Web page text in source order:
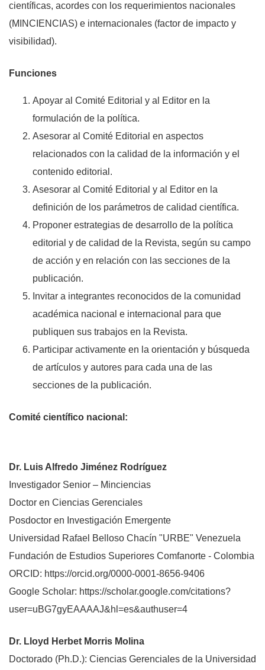
científicas, acordes con los requerimientos nacionales
(MINCIENCIAS) e internacionales (factor de impacto y
visibilidad).
Funciones
Apoyar al Comité Editorial y al Editor en la
formulación de la política.
Asesorar al Comité Editorial en aspectos
relacionados con la calidad de la información y el
contenido editorial.
Asesorar al Comité Editorial y al Editor en la
definición de los parámetros de calidad científica.
Proponer estrategias de desarrollo de la política
editorial y de calidad de la Revista, según su campo
de acción y en relación con las secciones de la
publicación.
Invitar a integrantes reconocidos de la comunidad
académica nacional e internacional para que
publiquen sus trabajos en la Revista.
Participar activamente en la orientación y búsqueda
de artículos y autores para cada una de las
secciones de la publicación.
Comité científico nacional:
Dr. Luis Alfredo Jiménez Rodríguez
Investigador Senior – Minciencias
Doctor en Ciencias Gerenciales
Posdoctor en Investigación Emergente
Universidad Rafael Belloso Chacín "URBE" Venezuela
Fundación de Estudios Superiores Comfanorte - Colombia
ORCID: https://orcid.org/0000-0001-8656-9406
Google Scholar: https://scholar.google.com/citations?
user=uBG7gyEAAAAJ&hl=es&authuser=4
Dr. Lloyd Herbet Morris Molina
Doctorado (Ph.D.): Ciencias Gerenciales de la Universidad